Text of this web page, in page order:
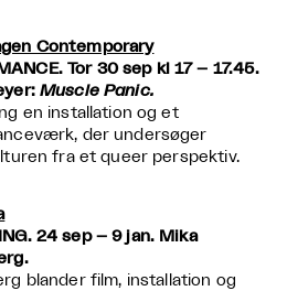
Contemporary
Tor 30 sep kl 17 – 17.45.
Muscle Panic.
en installation og et
der undersøger
fra et queer perspektiv.
24 sep – 9 jan. Mika
blander film, installation og